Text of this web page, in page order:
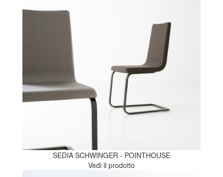
SEDIA SCHWINGER - POINTHOUSE
Vedi il prodotto